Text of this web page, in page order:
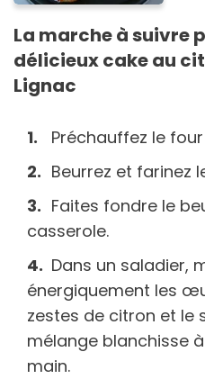
La marche à suivre
délicieux cake au
Lignac
Préchauffez le four
Beurrez et farinez
Faites fondre le
casserole.
Dans un saladier,
énergiquement les
zestes de citron et le
mélange blanchisse
main.